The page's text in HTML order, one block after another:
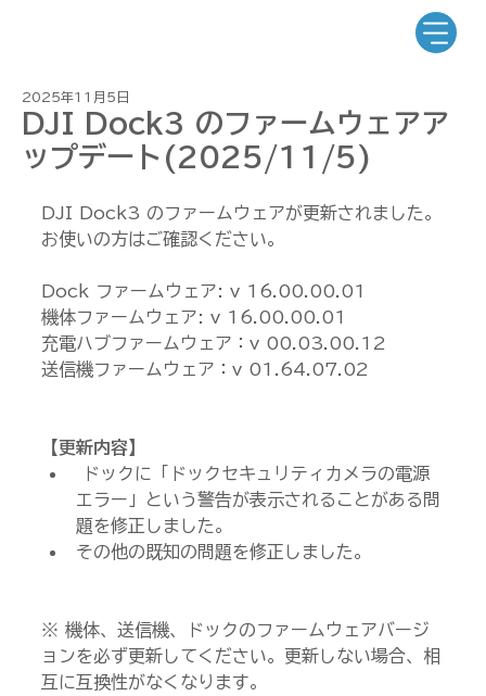
DJI Dock3 のファームウェアア
ップデート(2025/11/5)
2025年11月5日
DJI Dock3 のファームウェアが更新されました。
お使いの方はご確認ください。
Dock ファームウェア: v 16.00.00.01
機体ファームウェア: v 16.00.00.01
充電ハブファームウェア：v 00.03.00.12
送信機ファームウェア：v 01.64.07.02
【更新内容】
エラー」という警告が表示されることがある問
題を修正しました。
その他の既知の問題を修正しました。
※ 機体、送信機、ドックのファームウェアバージ
ョンを必ず更新してください。更新しない場合、相
互に互換性がなくなります。